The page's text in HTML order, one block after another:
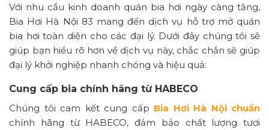
Với nhu cầu kinh doanh quán bia hơi ngày càng tăng,
Bia Hơi Hà Nội 83 mang đến dịch vụ hỗ trợ mở quán
bia hơi toàn diện cho các đại lý. Dưới đây chúng tôi sẽ
giúp bạn hiểu rõ hơn về dịch vụ này, chắc chắn sẽ giúp
đại lý khởi nghiệp nhanh chóng và hiệu quả:
Cung cấp bia chính hãng từ HABECO
Chúng tôi cam kết cung cấp Bia Hơi Hà Nội chuẩn
chính hãng từ HABECO, đảm bảo chất lượng tươi